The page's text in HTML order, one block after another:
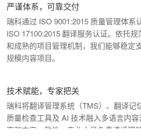
严谨体系，可靠交付
瑞科通过 ISO 9001:2015 质量管理体系
ISO 17100:2015 翻译服务认证。依托
和成熟的项目管理机制，我们能够稳定
规模内容项目。
技术赋能，专家把关
瑞科将翻译管理系统（TMS）、翻译记
质量检查工具及 AI 技术融入多语言内
率和内容一致性，专业人员负责语境理